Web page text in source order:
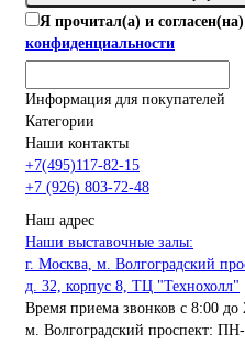
Я прочитал(а) и
конфиденциальности
Информация для покупателей
Категории
Наши контакты
+7(495)117-82-15
+7 (926) 803-72-48
Наш адрес
Наши выставочные залы:
г. Москва, м. Волгоградский
д. 32, корпус 8, ТЦ "Технохолл"
Время приема звонков с 8:00 до
м. Волгоградский проспект: